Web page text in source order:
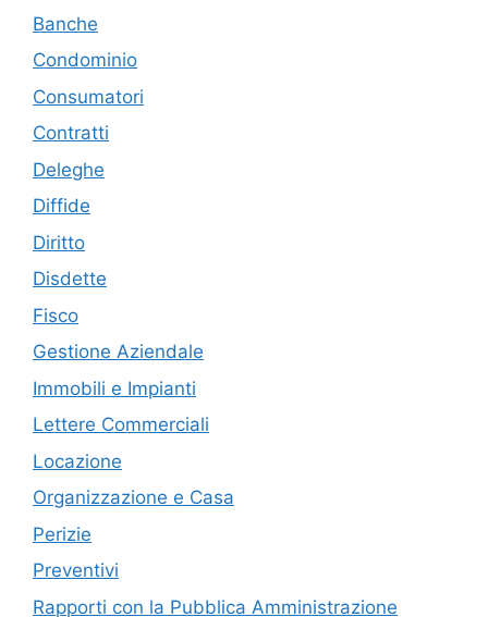
Banche
Condominio
Consumatori
Contratti
Deleghe
Diffide
Diritto
Disdette
Fisco
Gestione Aziendale
Immobili e Impianti
Lettere Commerciali
Locazione
Organizzazione e Casa
Perizie
Preventivi
Rapporti con la Pubblica Amministrazione